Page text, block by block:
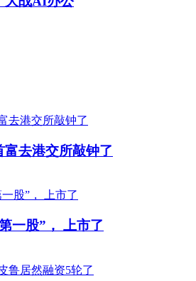
富去港交所敲钟了
一股”， 上市了